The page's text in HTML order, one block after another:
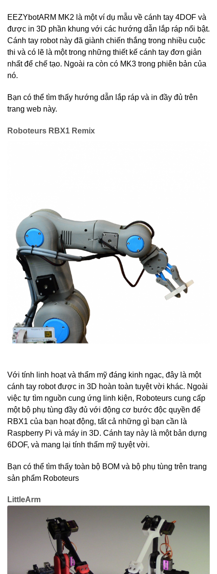
EEZYbotARM MK2 là một ví dụ mẫu về cánh tay 4DOF và
được in 3D phần khung với các hướng dẫn lắp ráp nổi bật.
Cánh tay robot này đã giành chiến thắng trong nhiều cuộc
thi và có lẽ là một trong những thiết kế cánh tay đơn giản
nhất để chế tạo. Ngoài ra còn có MK3 trong phiên bản của
nó.
Bạn có thể tìm thấy hướng dẫn lắp ráp và in đầy đủ trên
trang web này.
Roboteurs RBX1 Remix
Với tính linh hoạt và thẩm mỹ đáng kinh ngạc, đây là một
cánh tay robot được in 3D hoàn toàn tuyệt vời khác. Ngoài
việc tự tìm nguồn cung ứng linh kiện, Roboteurs cung cấp
một bộ phụ tùng đầy đủ với động cơ bước độc quyền để
RBX1 của bạn hoạt động, tất cả những gì bạn cần là
Raspberry Pi và máy in 3D. Cánh tay này là một bản dựng
6DOF, và mang lại tính thẩm mỹ tuyệt vời.
Bạn có thể tìm thấy toàn bộ BOM và bộ phụ tùng trên trang
sản phẩm Roboteurs
LittleArm